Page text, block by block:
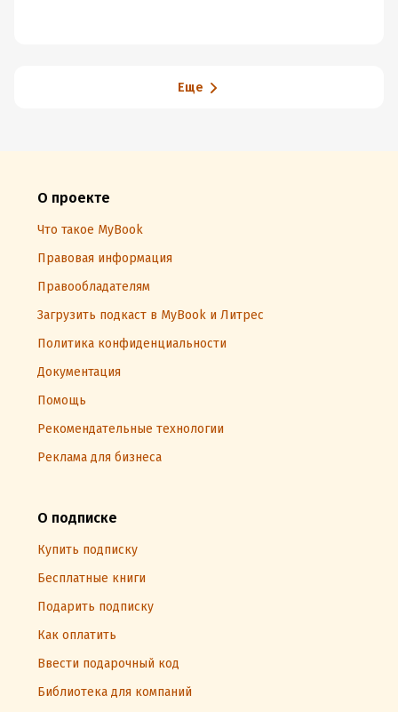
Еще
О проекте
Что такое MyBook
Правовая информация
Правообладателям
Загрузить подкаст в MyBook и Литрес
Политика конфиденциальности
Документация
Помощь
Рекомендательные технологии
Реклама для бизнеса
О подписке
Купить подписку
Бесплатные книги
Подарить подписку
Как оплатить
Ввести подарочный код
Библиотека для компаний